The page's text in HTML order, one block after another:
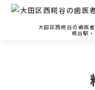
大田区西糀谷の歯医
糀谷駅